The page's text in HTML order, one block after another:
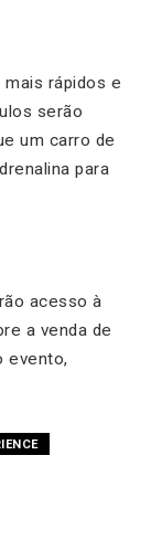
rápidos e
serão
um carro de
para
acesso à
a venda de
evento,